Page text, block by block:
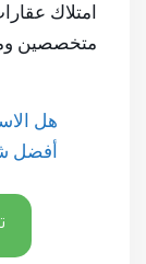
امتلاك
متخصصين
هل
أفضل